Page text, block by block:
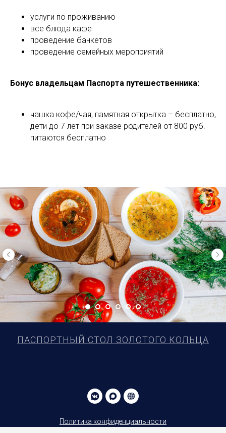
услуги по проживанию
все блюда кафе
проведение банкетов
проведение семейных мероприятий
Бонус владельцам Паспорта путешественника:
чашка кофе/чая, памятная открытка – бесплатно,
дети до 7 лет при заказе родителей от 800 руб.
питаются бесплатно
ПАСПОРТНЫЙ СТОЛ ЗОЛОТОГО КОЛЬЦА
Политика конфиденциальности